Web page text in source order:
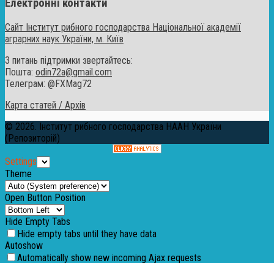
Електронні контакти
Сайт Інститут рибного господарства Національної академії
аграрних наук України, м. Київ
З питань підтримки звертайтесь:
Пошта: odin72a@gmail.com
Телеграм: @FXMag72
Карта статей / Архів
© 2026. Інститут рибного господарства НААН України
(Репозиторій)
Settings
Theme
Open Button Position
Hide Empty Tabs
Hide empty tabs until they have data
Autoshow
Automatically show new incoming Ajax requests